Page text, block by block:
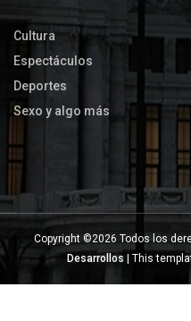
Cultura
Espectáculos
Deportes
Sexo y algo más
Copyright ©2026 Todos los
Desarrollos | This